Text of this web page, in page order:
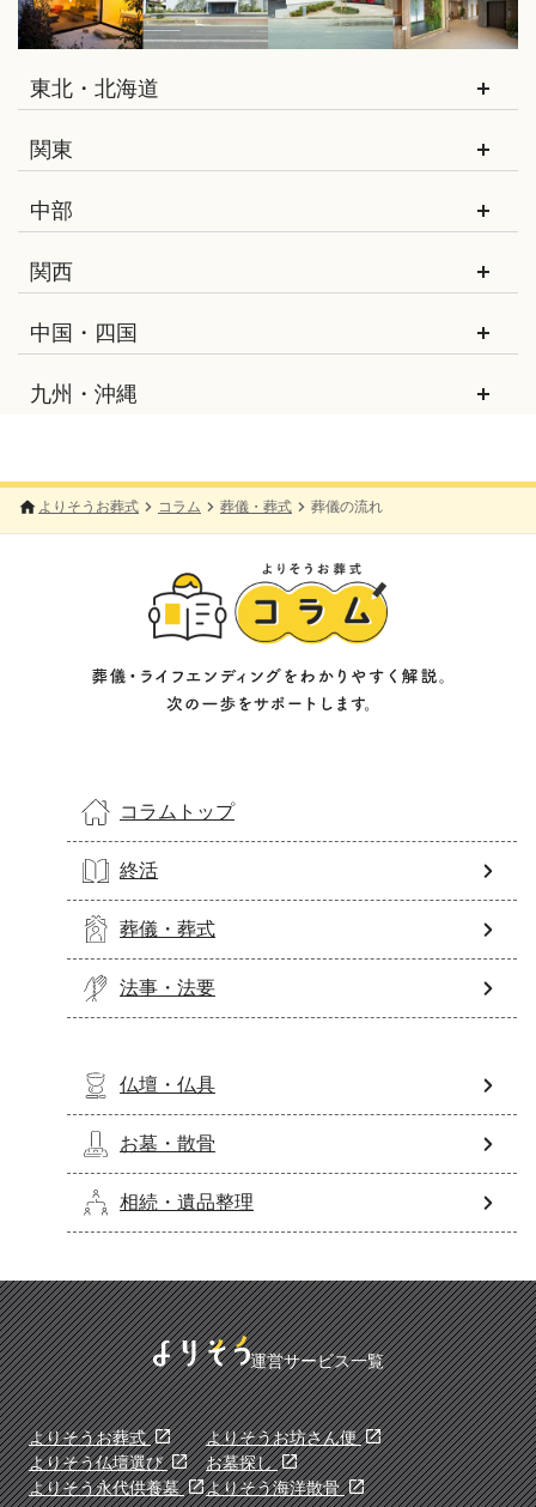
東北・北海道
関東
中部
関西
中国・四国
九州・沖縄
よりそうお葬式 コラム 葬儀・葬式 葬儀の流れ
コラムトップ
終活
葬儀・葬式
法事・法要
仏壇・仏具
お墓・散骨
相続・遺品整理
運営サービス一覧
よりそうお葬式
よりそうお坊さん便
よりそう仏壇選び
お墓探し
よりそう永代供養墓
よりそう海洋散骨